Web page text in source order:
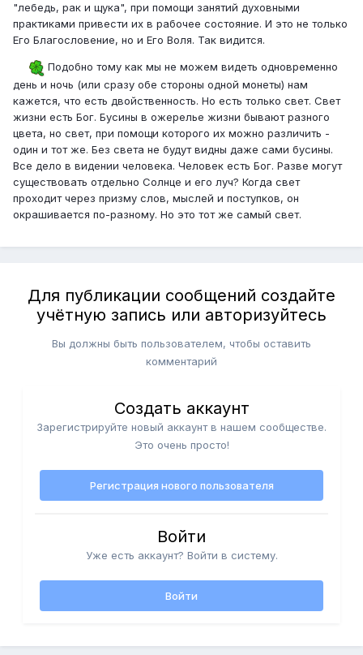
"лебедь, рак и щука", при помощи занятий духовными
практиками привести их в рабочее состояние. И это не только
Его Благословение, но и Его Воля. Так видится.
Подобно тому как мы не можем видеть одновременно
день и ночь (или сразу обе стороны одной монеты) нам
кажется, что есть двойственность. Но есть только свет. Свет
жизни есть Бог. Бусины в ожерелье жизни бывают разного
цвета, но свет, при помощи которого их можно различить -
один и тот же. Без света не будут видны даже сами бусины.
Все дело в видении человека. Человек есть Бог. Разве могут
существовать отдельно Солнце и его луч? Когда свет
проходит через призму слов, мыслей и поступков, он
окрашивается по-разному. Но это тот же самый свет.
Для публикации сообщений создайте
учётную запись или авторизуйтесь
Вы должны быть пользователем, чтобы оставить
комментарий
Создать аккаунт
Зарегистрируйте новый аккаунт в нашем сообществе.
Это очень просто!
Регистрация нового пользователя
Войти
Уже есть аккаунт? Войти в систему.
Войти